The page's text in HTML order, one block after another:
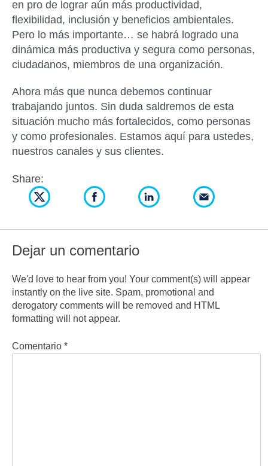
en pro de lograr aún más productividad,
flexibilidad, inclusión y beneficios ambientales.
Pero lo más importante… se habrá logrado una
dinámica más productiva y segura como personas,
ciudadanos, miembros de una organización.
Ahora más que nunca debemos continuar
trabajando juntos. Sin duda saldremos de esta
situación mucho más fortalecidos, como personas
y como profesionales. Estamos aquí para ustedes,
nuestros canales y sus clientes.
Share:
Dejar un comentario
We'd love to hear from you! Your comment(s) will appear
instantly on the live site. Spam, promotional and
derogatory comments will be removed and HTML
formatting will not appear.
Comentario *